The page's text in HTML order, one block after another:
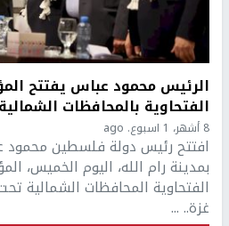
الرئيس محمود عباس يفتتح
الفتحاوية بالمحافظات الشمالية
8 أشهر، 1 اسبوع. ago
افتتح رئيس دولة فلسطين محمود
بمدينة رام الله، اليوم الخميس،
الفتحاوية المحافظات الشمالية
غزة.. ...